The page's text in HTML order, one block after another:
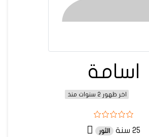
اسامة
اخر ظهور 2 سنوات منذ
25 سنة الثور